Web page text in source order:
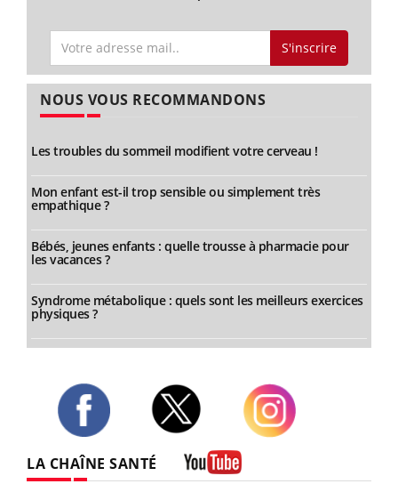
S'inscrire
NOUS VOUS RECOMMANDONS
Les troubles du sommeil modifient votre cerveau !
Mon enfant est-il trop sensible ou simplement très
empathique ?
Bébés, jeunes enfants : quelle trousse à pharmacie pour
les vacances ?
Syndrome métabolique : quels sont les meilleurs exercices
physiques ?
LA CHAÎNE SANTÉ